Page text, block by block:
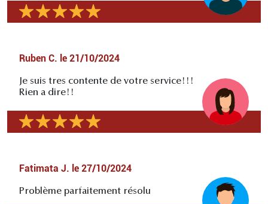
Ruben C. le 21/10/2024
Je suis tres contente de votre service!!!
Rien a dire!!
Fatimata J. le 27/10/2024
Problème parfaitement résolu